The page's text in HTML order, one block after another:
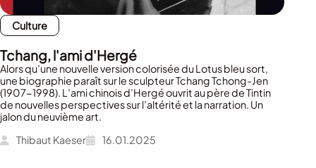
Culture
Tchang, l'ami d'Hergé
Alors qu’une nouvelle version colorisée du Lotus bleu sort,
une biographie paraît sur le sculpteur Tchang Tchong-Jen
(1907-1998). L’ami chinois d’Hergé ouvrit au père de Tintin
de nouvelles perspectives sur l’altérité et la narration. Un
jalon du neuvième art.
Thibaut Kaeser
16.01.2025